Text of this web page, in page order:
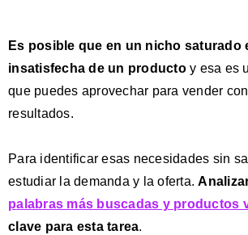
Es posible que en un nicho saturado
insatisfecha de un producto y esa es
que puedes aprovechar para vender
resultados.
Para identificar esas necesidades sin
estudiar la demanda y la oferta.
palabras más buscadas y productos
clave para esta tarea.